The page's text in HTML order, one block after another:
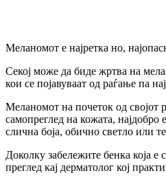
Меланомот е најретка но,
Секој може да биде жртва на
кои се појавуваат од раѓање па
Меланомот на почеток од својот
самопреглед на кожата,
слична боја, обично светло или
Доколку забележите бенка која
преглед кај дерматолог кој